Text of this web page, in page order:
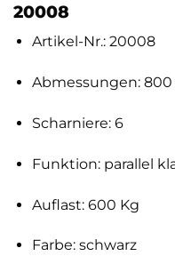
20008
Artikel-Nr.: 20008
Abmessungen:
Scharniere: 6
Funktion: parallel
Auflast: 600 Kg
Farbe: schwarz